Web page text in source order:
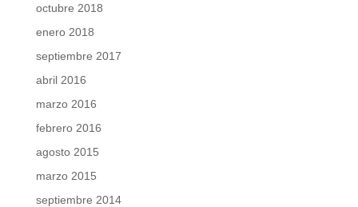
octubre 2018
enero 2018
septiembre 2017
abril 2016
marzo 2016
febrero 2016
agosto 2015
marzo 2015
septiembre 2014